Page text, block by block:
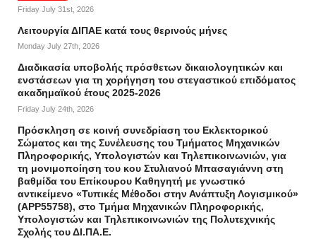
Friday July 31st, 2026
Λειτουργία ΔΙΠΑΕ κατά τους θερινούς μήνες
Monday July 27th, 2026
Διαδικασία υποβολής πρόσθετων δικαιολογητικών και
ενστάσεων για τη χορήγηση του στεγαστικού επιδόματος
ακαδημαϊκού έτους 2025-2026
Friday July 24th, 2026
Πρόσκληση σε κοινή συνεδρίαση του Εκλεκτορικού
Σώματος και της Συνέλευσης του Τμήματος Μηχανικών
Πληροφορικής, Υπολογιστών και Τηλεπικοινωνιών, για
τη μονιμοποίηση του κου Στυλιανού Μπασαγιάννη στη
βαθμίδα του Επίκουρου Καθηγητή με γνωστικό
αντικείμενο «Τυπικές Μέθοδοι στην Ανάπτυξη Λογισμικού»
(APP55758), στο Τμήμα Μηχανικών Πληροφορικής,
Υπολογιστών και Τηλεπικοινωνιών της Πολυτεχνικής
Σχολής του ΔΙ.ΠΑ.Ε.